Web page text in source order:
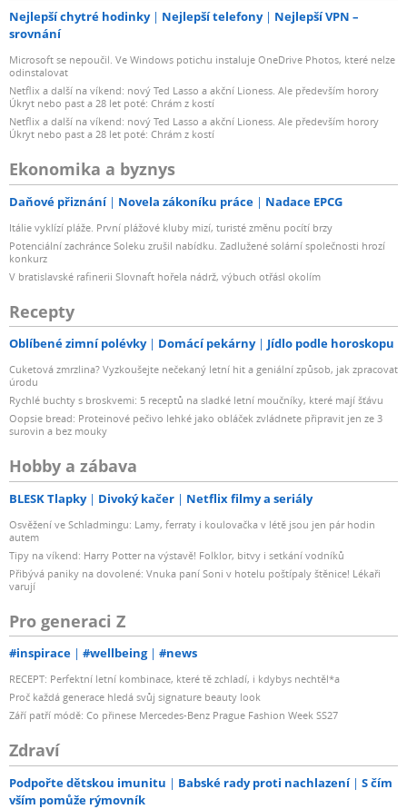
Nejlepší chytré hodinky Nejlepší telefony
Nejlepší VPN –
srovnání
Microsoft se nepoučil. Ve Windows potichu instaluje OneDrive Photos, které nelze
odinstalovat
Netflix a další na víkend: nový Ted Lasso a akční Lioness. Ale především horory
Úkryt nebo past a 28 let poté: Chrám z kostí
Netflix a další na víkend: nový Ted Lasso a akční Lioness. Ale především horory
Úkryt nebo past a 28 let poté: Chrám z kostí
Ekonomika a byznys
Daňové přiznání Novela zákoníku práce Nadace EPCG
Itálie vyklízí pláže. První plážové kluby mizí, turisté změnu pocítí brzy
Potenciální zachránce Soleku zrušil nabídku. Zadlužené solární společnosti hrozí
konkurz
V bratislavské rafinerii Slovnaft hořela nádrž, výbuch otřásl okolím
Recepty
Oblíbené zimní polévky Domácí pekárny Jídlo podle horoskopu
Cuketová zmrzlina? Vyzkoušejte nečekaný letní hit a geniální způsob, jak zpracovat
úrodu
Rychlé buchty s broskvemi: 5 receptů na sladké letní moučníky, které mají šťávu
Oopsie bread: Proteinové pečivo lehké jako obláček zvládnete připravit jen ze 3
surovin a bez mouky
Hobby a zábava
BLESK Tlapky Divoký kačer Netflix filmy a seriály
Osvěžení ve Schladmingu: Lamy, ferraty i koulovačka v létě jsou jen pár hodin
autem
Tipy na víkend: Harry Potter na výstavě! Folklor, bitvy i setkání vodníků
Přibývá paniky na dovolené: Vnuka paní Soni v hotelu poštípaly štěnice! Lékaři
varují
Pro generaci Z
#inspirace #wellbeing #news
RECEPT: Perfektní letní kombinace, které tě zchladí, i kdybys nechtěl*a
Proč každá generace hledá svůj signature beauty look
Září patří módě: Co přinese Mercedes-Benz Prague Fashion Week SS27
Zdraví
Podpořte dětskou imunitu Babské rady proti nachlazení
S čím
vším pomůže rýmovník